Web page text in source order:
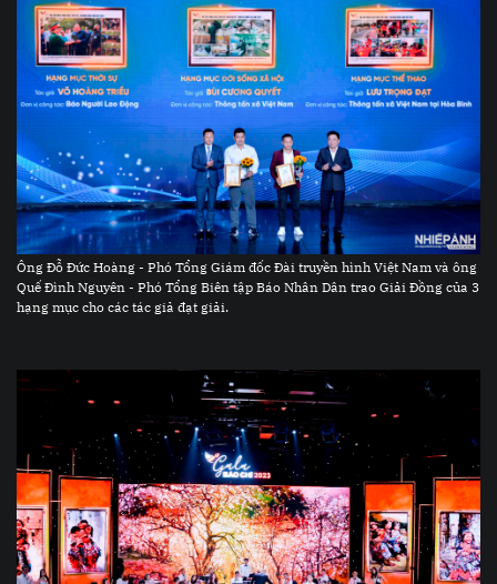
Ông Đỗ Đức Hoàng - Phó Tổng Giám đốc Đài truyền hình Việt Nam và ông
Quế Đình Nguyên - Phó Tổng Biên tập Báo Nhân Dân trao Giải Đồng của 3
hạng mục cho các tác giả đạt giải.